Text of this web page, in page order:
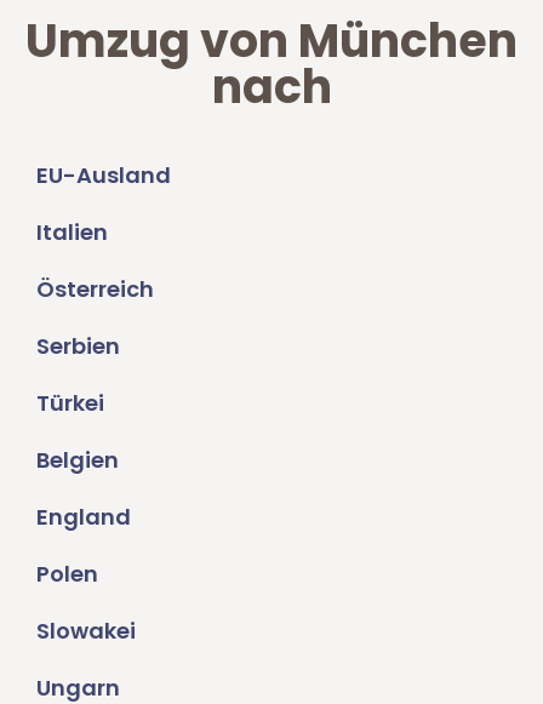
Umzug von München
nach
EU-Ausland
Italien
Österreich
Serbien
Türkei
Belgien
England
Polen
Slowakei
Ungarn